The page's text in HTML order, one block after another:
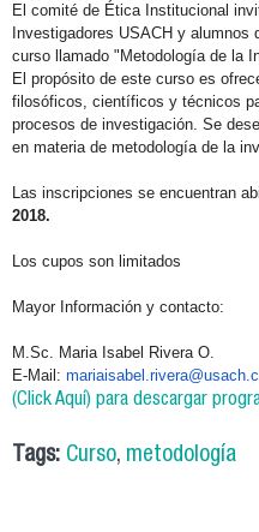
El comité de Ética Institucional
Investigadores USACH y alumnos
curso llamado "Metodología de la
El propósito de este curso es
filosóficos, científicos y técnicos
procesos de investigación. Se
en materia de metodología de la
Las inscripciones se encuentran
2018.
Los cupos son limitados
Mayor Información y contacto:
M.Sc. Maria Isabel Rivera O.
E-Mail: mariaisabel.rivera@usach.cl
(Click Aquí) para descargar
Tags: Curso, metodología